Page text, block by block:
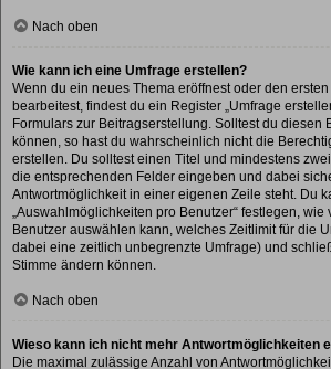
Nach oben
Wie kann ich eine Umfrage erstellen?
Wenn du ein neues Thema eröffnest oder den
bearbeitest, findest du ein Register „Umfrage
Formulars zur Beitragserstellung. Solltest du diesen
können, so hast du wahrscheinlich nicht die
erstellen. Du solltest einen Titel und mindestens
die entsprechenden Felder eingeben und dabei
Antwortmöglichkeit in einer eigenen Zeile steht. Du
„Auswahlmöglichkeiten pro Benutzer“ festlegen, wie
Benutzer auswählen kann, welches Zeitlimit für die
dabei eine zeitlich unbegrenzte Umfrage) und
Stimme ändern können.
Nach oben
Wieso kann ich nicht mehr Antwortmöglichkeiten
Die maximal zulässige Anzahl von